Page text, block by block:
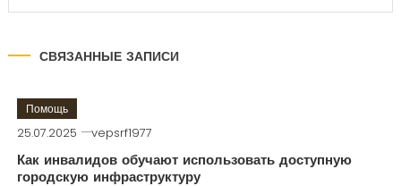
СВЯЗАННЫЕ ЗАПИСИ
Помощь
25.07.2025 vepsrf1977
Как инвалидов обучают использовать доступную
городскую инфраструктуру